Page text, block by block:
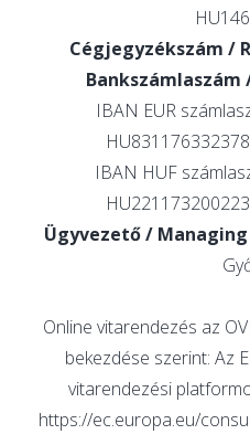
Cégjegyzékszám /
Bankszámlaszám
IBAN EUR
IBAN HUF
Ügyvezető /
Online vitarendezés az
bekezdése szerint: Az
vitarendezési
https://ec.europa.eu/